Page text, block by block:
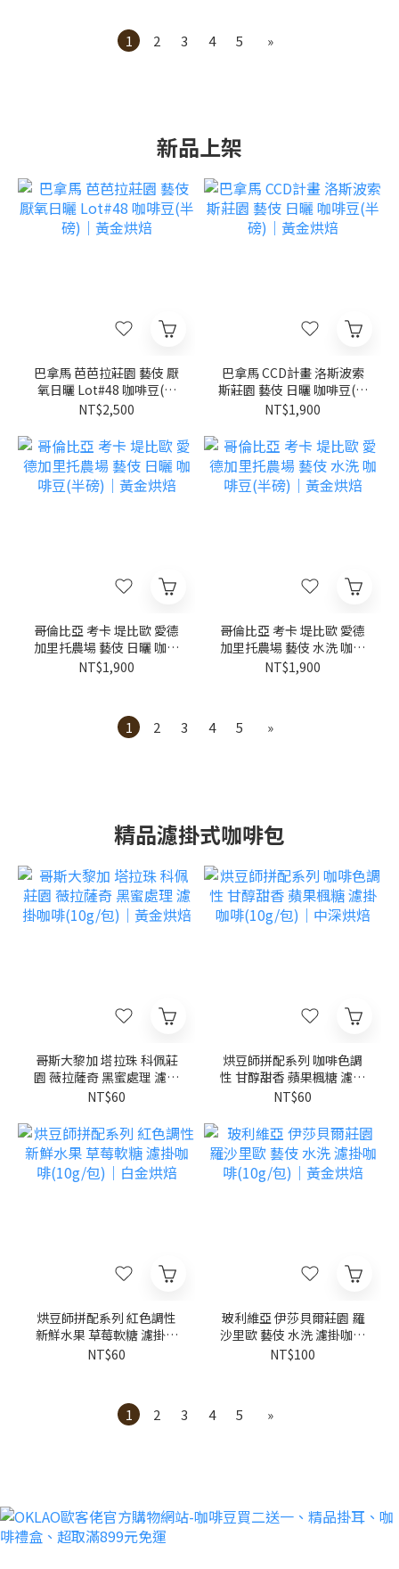
1 2 3 4 5 »
新品上架
巴拿馬 芭芭拉莊園 藝伎 厭
氧日曬 Lot#48 咖啡豆(半
磅)｜黃金烘焙
NT$2,500
巴拿馬 CCD計畫 洛斯波索
斯莊園 藝伎 日曬 咖啡豆(半
磅)｜黃金烘焙
NT$1,900
哥倫比亞 考卡 堤比歐 愛德
加里托農場 藝伎 日曬 咖啡
豆(半磅)｜黃金烘焙
NT$1,900
哥倫比亞 考卡 堤比歐 愛德
加里托農場 藝伎 水洗 咖啡
豆(半磅)｜黃金烘焙
NT$1,900
1 2 3 4 5 »
精品濾掛式咖啡包
哥斯大黎加 塔拉珠 科佩莊
園 薇拉薩奇 黑蜜處理 濾掛
咖啡(10g/包)｜黃金烘焙
NT$60
烘豆師拼配系列 咖啡色調
性 甘醇甜香 蘋果楓糖 濾掛
咖啡(10g/包)｜中深烘焙
NT$60
烘豆師拼配系列 紅色調性
新鮮水果 草莓軟糖 濾掛咖
啡(10g/包)｜白金烘焙
NT$60
玻利維亞 伊莎貝爾莊園 羅
沙里歐 藝伎 水洗 濾掛咖啡
(10g/包)｜黃金烘焙
NT$100
1 2 3 4 5 »